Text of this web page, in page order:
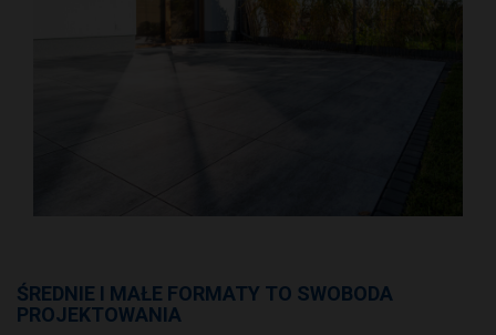
ŚREDNIE I MAŁE FORMATY TO SWOBODA
PROJEKTOWANIA